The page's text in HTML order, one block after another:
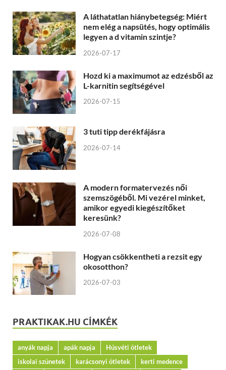
A láthatatlan hiánybetegség: Miért
nem elég a napsütés, hogy optimális
legyen a d vitamin szintje?
2026-07-17
Hozd ki a maximumot az edzésből az
L-karnitin segítségével
2026-07-15
3 tuti tipp derékfájásra
2026-07-14
A modern formatervezés női
szemszögéből. Mi vezérel minket,
amikor egyedi kiegészítőket
keresünk?
2026-07-08
Hogyan csökkentheti a rezsit egy
okosotthon?
2026-07-03
PRAKTIKAK.HU CÍMKÉK
anyák napja apák napja
Húsvéti ötletek
iskolai szünetek
karácsonyi ötletek
kerti medence